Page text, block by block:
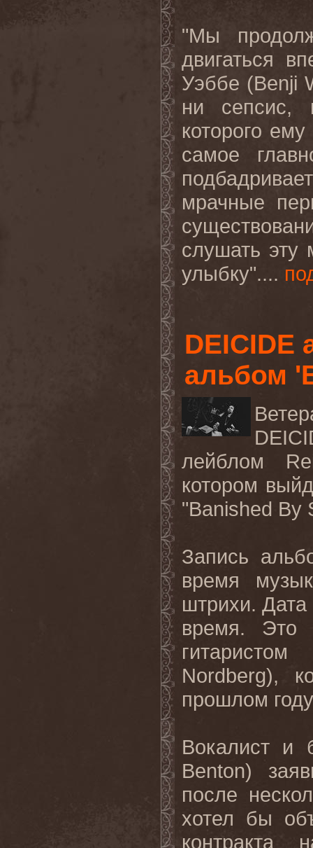
"Мы
двигаться
Уэббе (Benji
ни сепсис,
которого
самое
мрачные
слушать эту
улыбку"....
DEICIDE
альбом
лейблом
котором
"Banished By
Запись
время
штрихи. Дата
время. Это
Nordberg),
прошлом
Вокалист и
Benton)
после
хотел бы